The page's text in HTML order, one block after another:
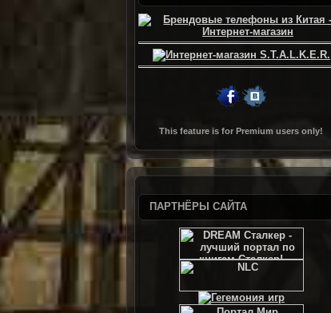
This feature is for Premium users only!
ПАРТНЁРЫ САЙТА